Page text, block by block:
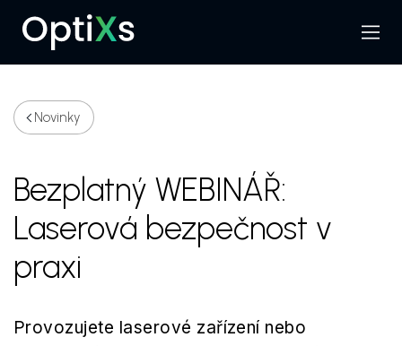
Hledat
Menu
Novinky
Bezplatný WEBINÁŘ:
Laserová bezpečnost v
praxi
Provozujete laserové zařízení nebo